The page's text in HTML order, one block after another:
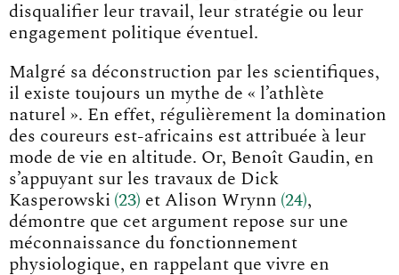
disqualifier leur travail, leur stratégie ou leur
engagement politique éventuel.
Malgré sa déconstruction par les scientifiques,
il existe toujours un mythe de « l’athlète
naturel ». En effet, régulièrement la domination
des coureurs est-africains est attribuée à leur
mode de vie en altitude. Or, Benoît Gaudin, en
s’appuyant sur les travaux de Dick
Kasperowski 23 et Alison Wrynn 24 ,
démontre que cet argument repose sur une
méconnaissance du fonctionnement
physiologique, en rappelant que vivre en